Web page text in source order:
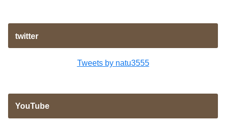
twitter
Tweets by natu3555
YouTube